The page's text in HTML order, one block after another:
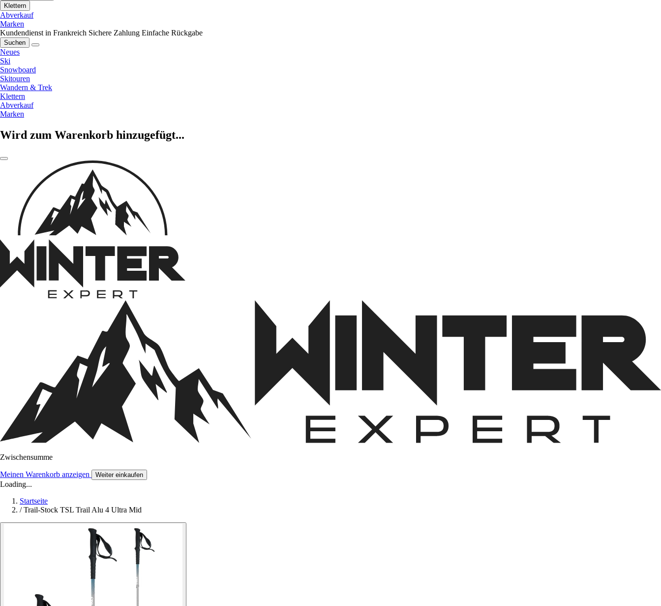
Klettern
Abverkauf
Marken
Kundendienst in Frankreich Sichere Zahlung Einfache Rückgabe
Suchen
Neues
Ski
Snowboard
Skitouren
Wandern & Trek
Klettern
Abverkauf
Marken
Wird zum Warenkorb hinzugefügt...
Zwischensumme
Meinen Warenkorb anzeigen Weiter einkaufen
Loading...
Startseite
/ Trail-Stock TSL Trail Alu 4 Ultra Mid